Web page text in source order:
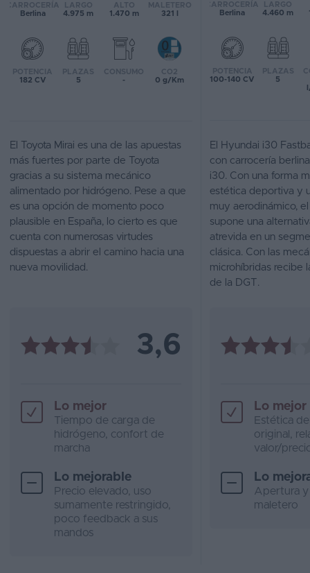
Comparador
Favoritos
Concesionarios
Blog
Ventas
de
coches
CARROCERÍA
Berlina
LARGO
4.975 m
ALTO
1.470 m
MALETERO
321 l
POTENCIA
182 CV
PLAZAS
5
CONSUMO
-
CO2
0 g/Km
CARROCERÍA
Berlina
LARGO
4.460 m
POTENCIA
100-140 CV
PLAZAS
5
El Toyota Mirai es una de las apuestas
más fuertes por parte de Toyota
gracias a su sistema mecánico
alimentado por hidrógeno. Pese a que
es una opción de momento poco
plausible en España, lo cierto es que
cuenta con numerosas virtudes
dispuestas a abrir el camino hacia una
nueva movilidad.
El Hyundai i30
con carrocería
i30. Con una forma
estética deportiva y
muy aerodinámico,
supone una
atrevida en un
clásica. Con las
microhíbridas recibe
de la DGT.
3,6
Lo mejor
Tiempo de carga de
hidrógeno, confort de
marcha
Lo mejorable
Precio elevado, uso
sumamente restringido,
poco feedback a sus
mandos
Lo mejor
Estética
original,
valor/
Lo
Apertura
maletero